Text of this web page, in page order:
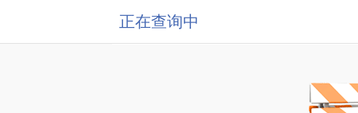
正在查询中